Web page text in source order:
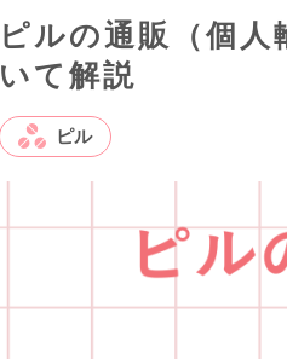
ピルの通販（個人
いて解説
ピル